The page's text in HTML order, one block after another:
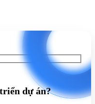
dự án?